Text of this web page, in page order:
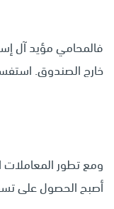
فالمحامي مؤيد آل
خارج الصندوق. استفسر اليوم:
ومع تطور المعاملات
أصبح الحصول على